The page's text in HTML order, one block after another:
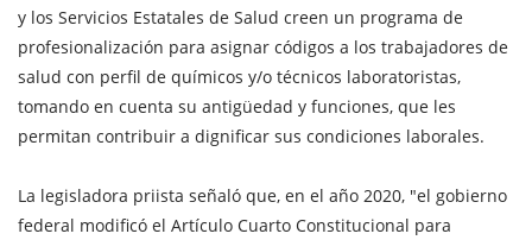
y los Servicios Estatales de Salud creen un programa de
profesionalización para asignar códigos a los trabajadores de
salud con perfil de químicos y/o técnicos laboratoristas,
tomando en cuenta su antigüedad y funciones, que les
permitan contribuir a dignificar sus condiciones laborales.
La legisladora priista señaló que, en el año 2020, "el gobierno
federal modificó el Artículo Cuarto Constitucional para